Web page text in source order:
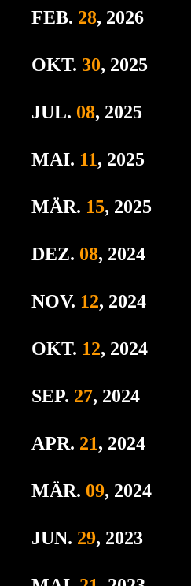
FEB. 28, 2026
OKT. 30, 2025
JUL. 08, 2025
MAI. 11, 2025
MÄR. 15, 2025
DEZ. 08, 2024
NOV. 12, 2024
OKT. 12, 2024
SEP. 27, 2024
APR. 21, 2024
MÄR. 09, 2024
JUN. 29, 2023